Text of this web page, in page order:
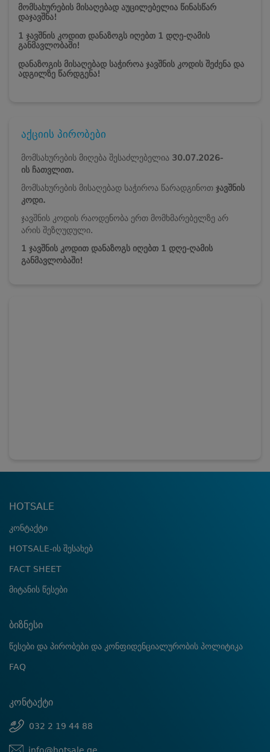
მომსახურების მისაღებად აუცილებელია წინასწარ
დაჯავშნა!
1 ჯავშნის კოდით დანაზოგს იღებთ 1 დღე-ღამის
განმავლობაში!
დანაზოგის მისაღებად საჭიროა ჯავშნის კოდის შეძენა და
ადგილზე წარდგენა!
აქციის პირობები
მომსახურების მიღება შესაძლებელია 30.07.2026-
ის ჩათვლით.
მომსახურების მისაღებად საჭიროა წარადგინოთ ჯავშნის
კოდი.
ჯავშნის კოდის რაოდენობა ერთ მომხმარებელზე არ
არის შეზღუდული.
1 ჯავშნის კოდით დანაზოგს იღებთ 1 დღე-ღამის
განმავლობაში!
HOTSALE
კონტაქტი
HOTSALE-ის შესახებ
FACT SHEET
მიტანის წესები
ბიზნესი
წესები და პირობები და კონფიდენციალურობის პოლიტიკა
FAQ
კონტაქტი
032 2 19 44 88
info@hotsale.ge